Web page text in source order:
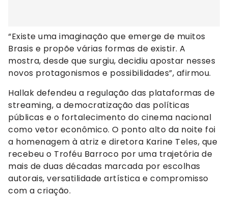
“Existe uma imaginação que emerge de muitos
Brasis e propõe várias formas de existir. A
mostra, desde que surgiu, decidiu apostar nesses
novos protagonismos e possibilidades”, afirmou.
Hallak defendeu a regulação das plataformas de
streaming, a democratização das políticas
públicas e o fortalecimento do cinema nacional
como vetor econômico. O ponto alto da noite foi
a homenagem à atriz e diretora Karine Teles, que
recebeu o Troféu Barroco por uma trajetória de
mais de duas décadas marcada por escolhas
autorais, versatilidade artística e compromisso
com a criação.